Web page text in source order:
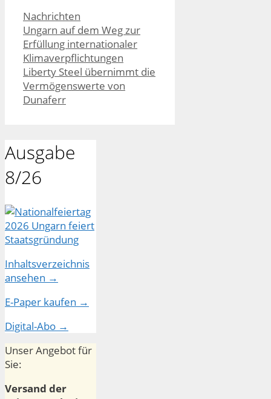
Kategorien
Nachrichten
Ungarn auf dem Weg zur
Erfüllung internationaler
Klimaverpflichtungen
Liberty Steel übernimmt die
Vermögenswerte von
Dunaferr
Ausgabe
8/26
Inhaltsverzeichnis
ansehen →
E-Paper kaufen →
Digital-Abo →
Unser Angebot für
Sie:
Versand der